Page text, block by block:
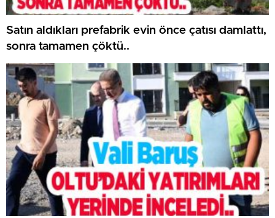
Satın aldıkları prefabrik evin önce çatısı damlattı,
sonra tamamen çöktü..